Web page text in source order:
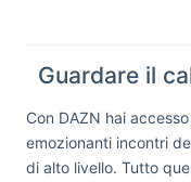
Guardare il
Con DAZN hai
emozionanti incontri
di alto livello. Tutto